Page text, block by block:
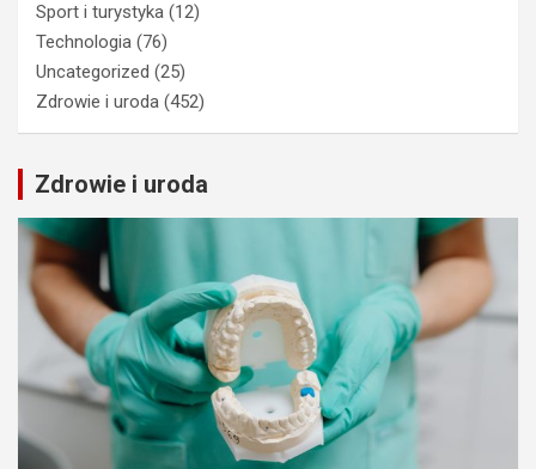
Sport i turystyka (12)
Technologia (76)
Uncategorized (25)
Zdrowie i uroda (452)
Zdrowie i uroda